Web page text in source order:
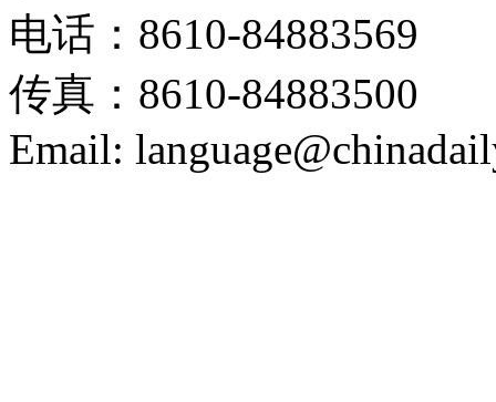
电话：8610-84883569
传真：8610-84883500
Email: